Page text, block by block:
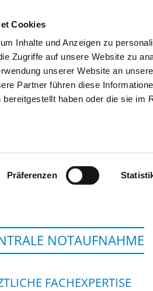
Cookies
Inhalte und Anzeigen zu
Zugriffe auf unsere Website zu
unserer Website an
Partner führen diese
haben oder die sie im
Präferenzen
SUCHEN
NOTAUFNAHME
FACHEXPERTISE